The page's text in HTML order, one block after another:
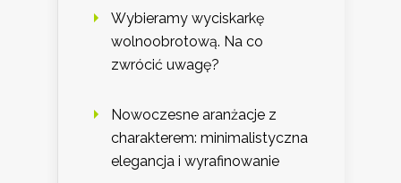
Wybieramy wyciskarkę
wolnoobrotową. Na co
zwrócić uwagę?
Nowoczesne aranżacje z
charakterem: minimalistyczna
elegancja i wyrafinowanie